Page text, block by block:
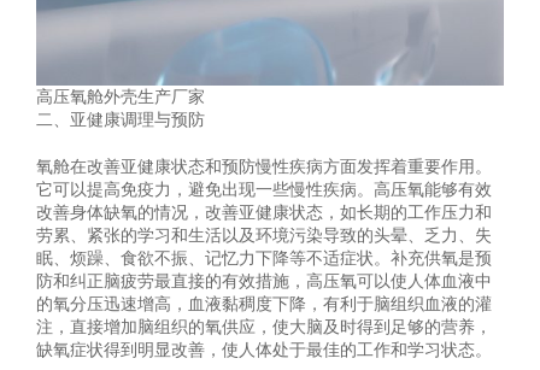
高压氧舱外壳生产厂家
二、亚健康调理与预防
氧舱在改善亚健康状态和预防慢性疾病方面发挥着重要作用。
它可以提高免疫力，避免出现一些慢性疾病。高压氧能够有效
改善身体缺氧的情况，改善亚健康状态，如长期的工作压力和
劳累、紧张的学习和生活以及环境污染导致的头晕、乏力、失
眠、烦躁、食欲不振、记忆力下降等不适症状。补充供氧是预
防和纠正脑疲劳最直接的有效措施，高压氧可以使人体血液中
的氧分压迅速增高，血液黏稠度下降，有利于脑组织血液的灌
注，直接增加脑组织的氧供应，使大脑及时得到足够的营养，
缺氧症状得到明显改善，使人体处于最佳的工作和学习状态。